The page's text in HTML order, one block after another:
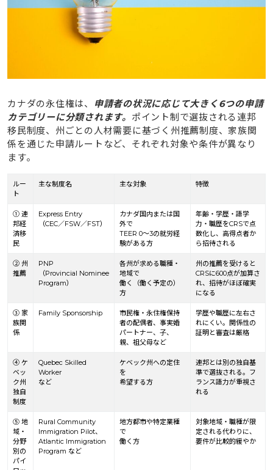
カナダの永住権は、
申請者の状況に応じて大きく6つの申請
カテゴリーに分類されます。 ポイント制で選抜される連邦
移民制度、州ごとの人材需要に基づく州推薦制度、家族関
係を通じた申請ルートなど、それぞれ対象や条件が異なり
ます。
ルー
ト
主な制度名 主な対象 特徴
① 連
邦経
済移
民
Express Entry
（CEC／FSW／FST）
カナダ国内または国
外で
TEER 0～3の就労経
験がある方
年齢・学歴・語学
力・職歴をCRSで点
数化し、高得点者か
ら招待される
② 州
推薦
PNP
（Provincial Nominee
Program）
各州が求める職種・
地域で
働く（働く予定の）
方
州の推薦を受けると
CRSに600点が加算さ
れ、招待がほぼ確実
になる
③ 家
族関
係
Family Sponsorship
市民権・永住権保持
者の配偶者、事実婚
パートナー、子、
親、祖父母など
学歴や職歴に左右さ
れにくい。関係性の
証明と審査は厳格
④ ケ
ベッ
ク州
独自
制度
Quebec Skilled
Worker
など
ケベック州への定住
を
希望する方
連邦とは別の独自基
準で選抜される。フ
ランス語力が重視さ
れる
⑤ 地
域・
分野
別の
パイ
Rural Community
Immigration Pilot、
Atlantic Immigration
Program など
地方都市や特定業種
で
働く方
対象地域・職種が限
定される代わりに、
要件が比較的緩やか